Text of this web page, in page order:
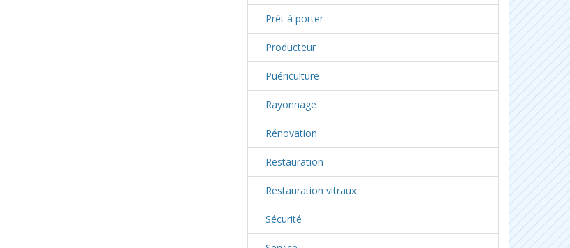
Prêt à porter
Producteur
Puériculture
Rayonnage
Rénovation
Restauration
Restauration vitraux
Sécurité